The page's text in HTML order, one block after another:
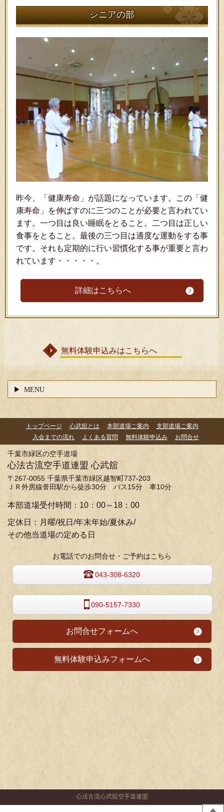
シニアの部
昨今、「健康寿命」が話題になっています。この「健
康寿命」を伸ばすのに三つのことが必要と言われてい
ます。一つ目は良い睡眠をとること。二つ目は正しい
食事をとること。最後の三つ目は適度な運動をする事
です。それも定期的に行い習慣化する事が重要と言わ
れています・・・・・。
詳細はこちらへ
無料体験申込みはこちらへ
MENU
トップページ 心武舘とは 本部道場ご案内
支部道場ご案内
入会までの流れ
よくある質問 無料体験申込み お問合せ
千葉市緑区の空手道場
心法古流空手道連盟 心武舘
〒267-0055 千葉県千葉市緑区越智町737-203
ＪＲ外房線誉田駅から徒歩30分 バス15分 車10分
本部道場受付時間：10：00～18：00
定休日：月曜/祝日/年末年始/夏休み/
その他当道場の定める日
お電話でのお問合せ・ご予約はこちら
043-308-6320
090-5157-7330
お問合せフォームへ
無料体験申込みフォームへ
心法古流心武舘空手道連盟